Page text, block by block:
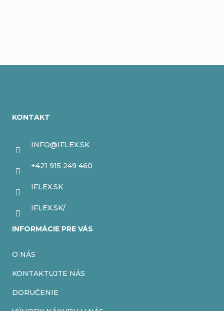
KONTAKT
INFO@IFLEX.SK
+421 915 249 460
IFLEX.SK
IFLEX.SK/
INFORMÁCIE PRE VÁS
O NÁS
KONTAKTUJTE NÁS
DORUČENIE